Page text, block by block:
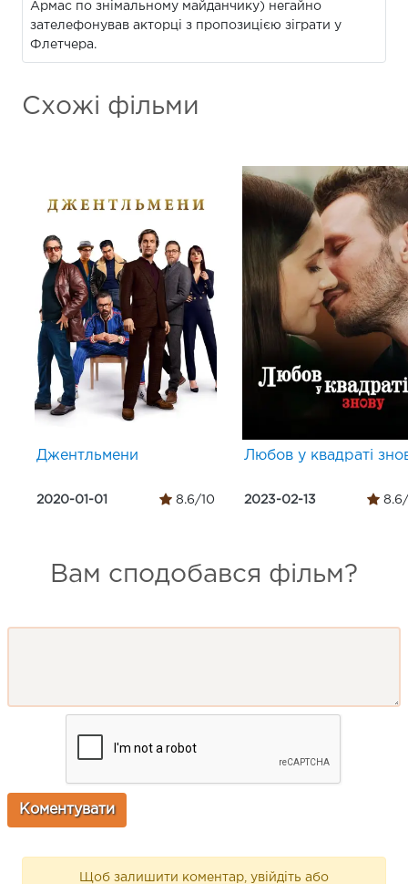
Армас по знімальному майданчику) негайно
зателефонував акторці з пропозицією зіграти у
Флетчера.
Схожі фільми
Джентльмени
2020-01-01 8.6/10
Любов у квадраті
2023-02-13 8.6/
Вам сподобався фільм?
Щоб залишити коментар, увійдіть або